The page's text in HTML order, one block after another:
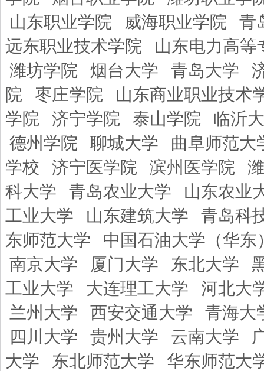
山东职业学院
威海职业学院
青
远东职业技术学院
山东电力高等
潍坊学院
烟台大学 青岛大学
院
枣庄学院
山东商业职业技术
学院
济宁学院 泰山学院
临沂
德州学院
聊城大学
曲阜师范大
学校
济宁医学院 滨州医学院
科大学
青岛农业大学
山东农业
工业大学
山东建筑大学
青岛科
东师范大学
中国石油大学（华东
南京大学
厦门大学 东北大学
工业大学
大连理工大学
河北大
兰州大学
西安交通大学
青海大
四川大学
贵州大学 云南大学
大学
东北师范大学
华东师范大